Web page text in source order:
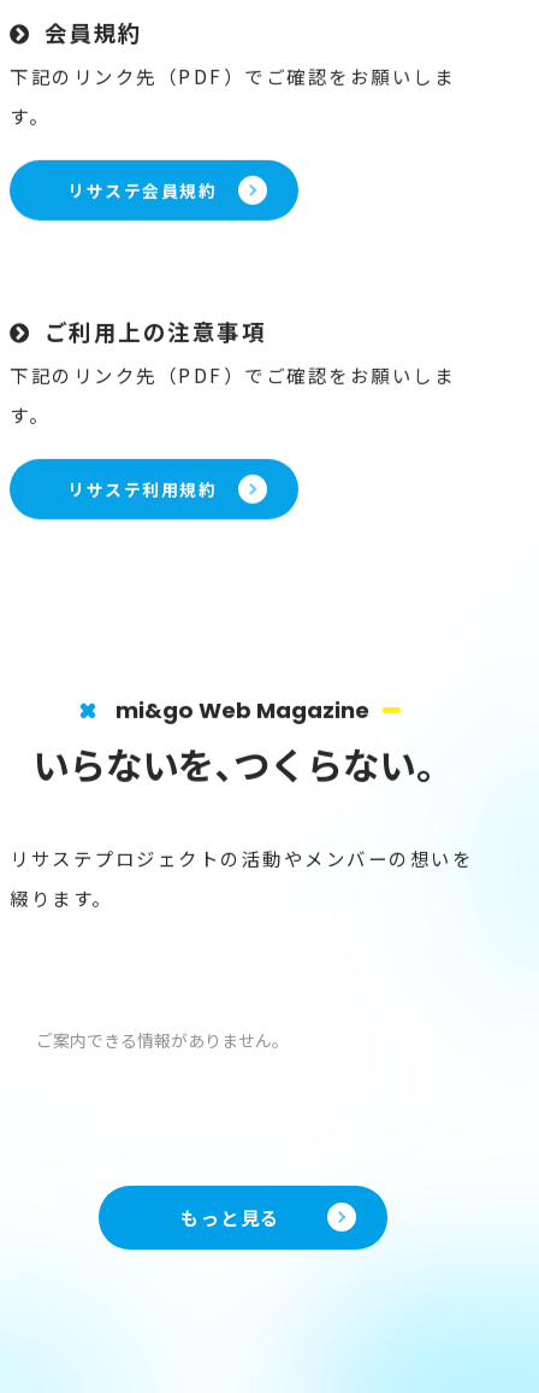
会員規約
下記のリンク先（PDF）でご確認をお願いしま
す。
リサステ会員規約
ご利用上の注意事項
下記のリンク先（PDF）でご確認をお願いしま
す。
リサステ利用規約
mi&go Web Magazine
いらないを､つくらない。
リサステプロジェクトの活動やメンバーの想いを
綴ります。
ご案内できる情報がありません。
もっと見る